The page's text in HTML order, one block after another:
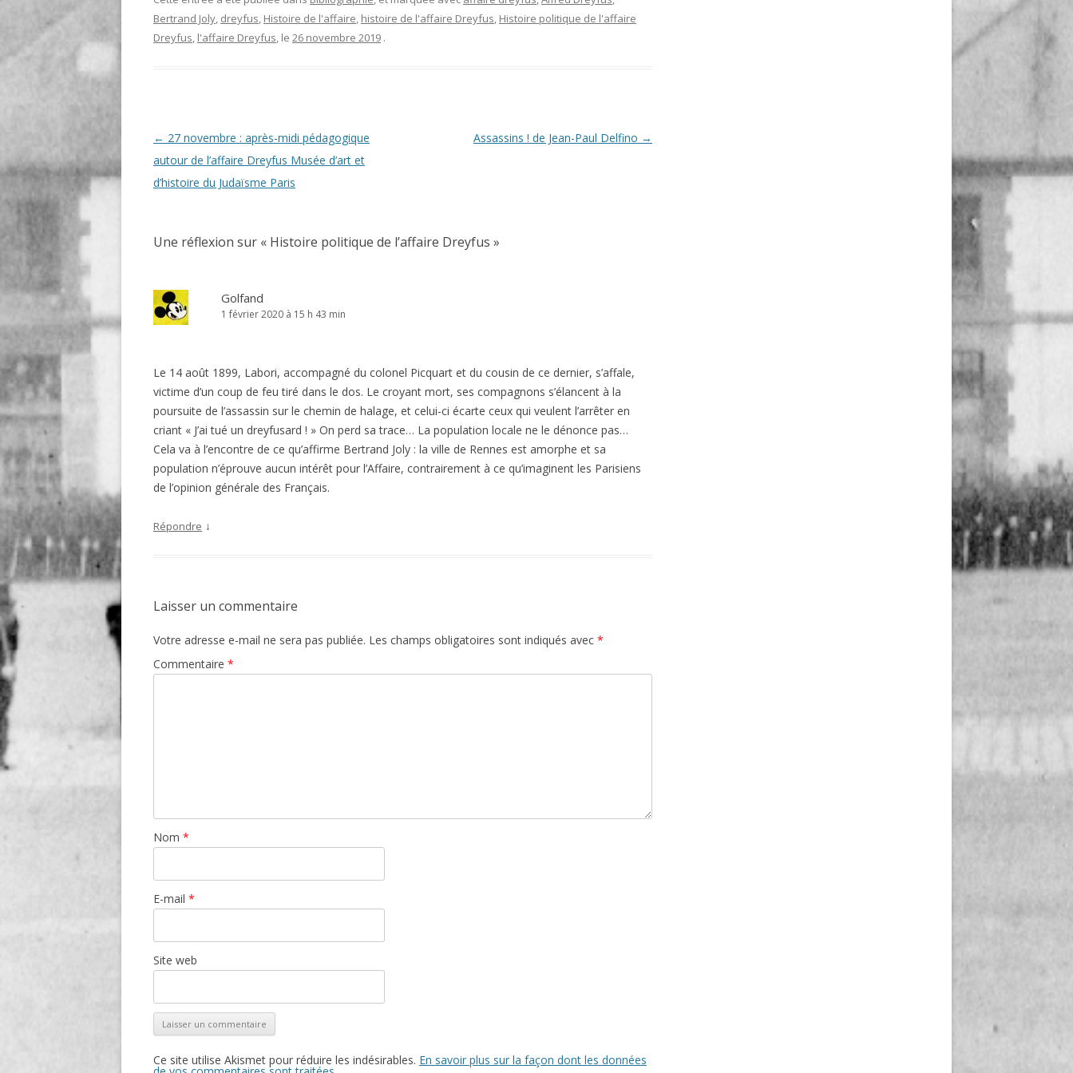
Bertrand Joly, dreyfus, Histoire de l'affaire, histoire de l'affaire Dreyfus, Histoire politique de l'affaire
Dreyfus, l'affaire Dreyfus, le 26 novembre 2019 .
Navigation
des
articles
← 27 novembre : après-midi pédagogique
autour de l’affaire Dreyfus Musée d’art et
d’histoire du Judaïsme Paris
Assassins ! de Jean-Paul Delfino →
Une réflexion sur « Histoire politique de l’affaire Dreyfus »
Golfand
1 février 2020 à 15 h 43 min
Le 14 août 1899, Labori, accompagné du colonel Picquart et du cousin de ce dernier, s’affale,
victime d’un coup de feu tiré dans le dos. Le croyant mort, ses compagnons s’élancent à la
poursuite de l’assassin sur le chemin de halage, et celui-ci écarte ceux qui veulent l’arrêter en
criant « J’ai tué un dreyfusard ! » On perd sa trace… La population locale ne le dénonce pas…
Cela va à l’encontre de ce qu’affirme Bertrand Joly : la ville de Rennes est amorphe et sa
population n’éprouve aucun intérêt pour l’Affaire, contrairement à ce qu’imaginent les Parisiens
de l’opinion générale des Français.
Répondre ↓
Laisser un commentaire
Votre adresse e-mail ne sera pas publiée. Les champs obligatoires sont indiqués avec *
Commentaire *
Nom *
E-mail *
Site web
Ce site utilise Akismet pour réduire les indésirables. En savoir plus sur la façon dont les données